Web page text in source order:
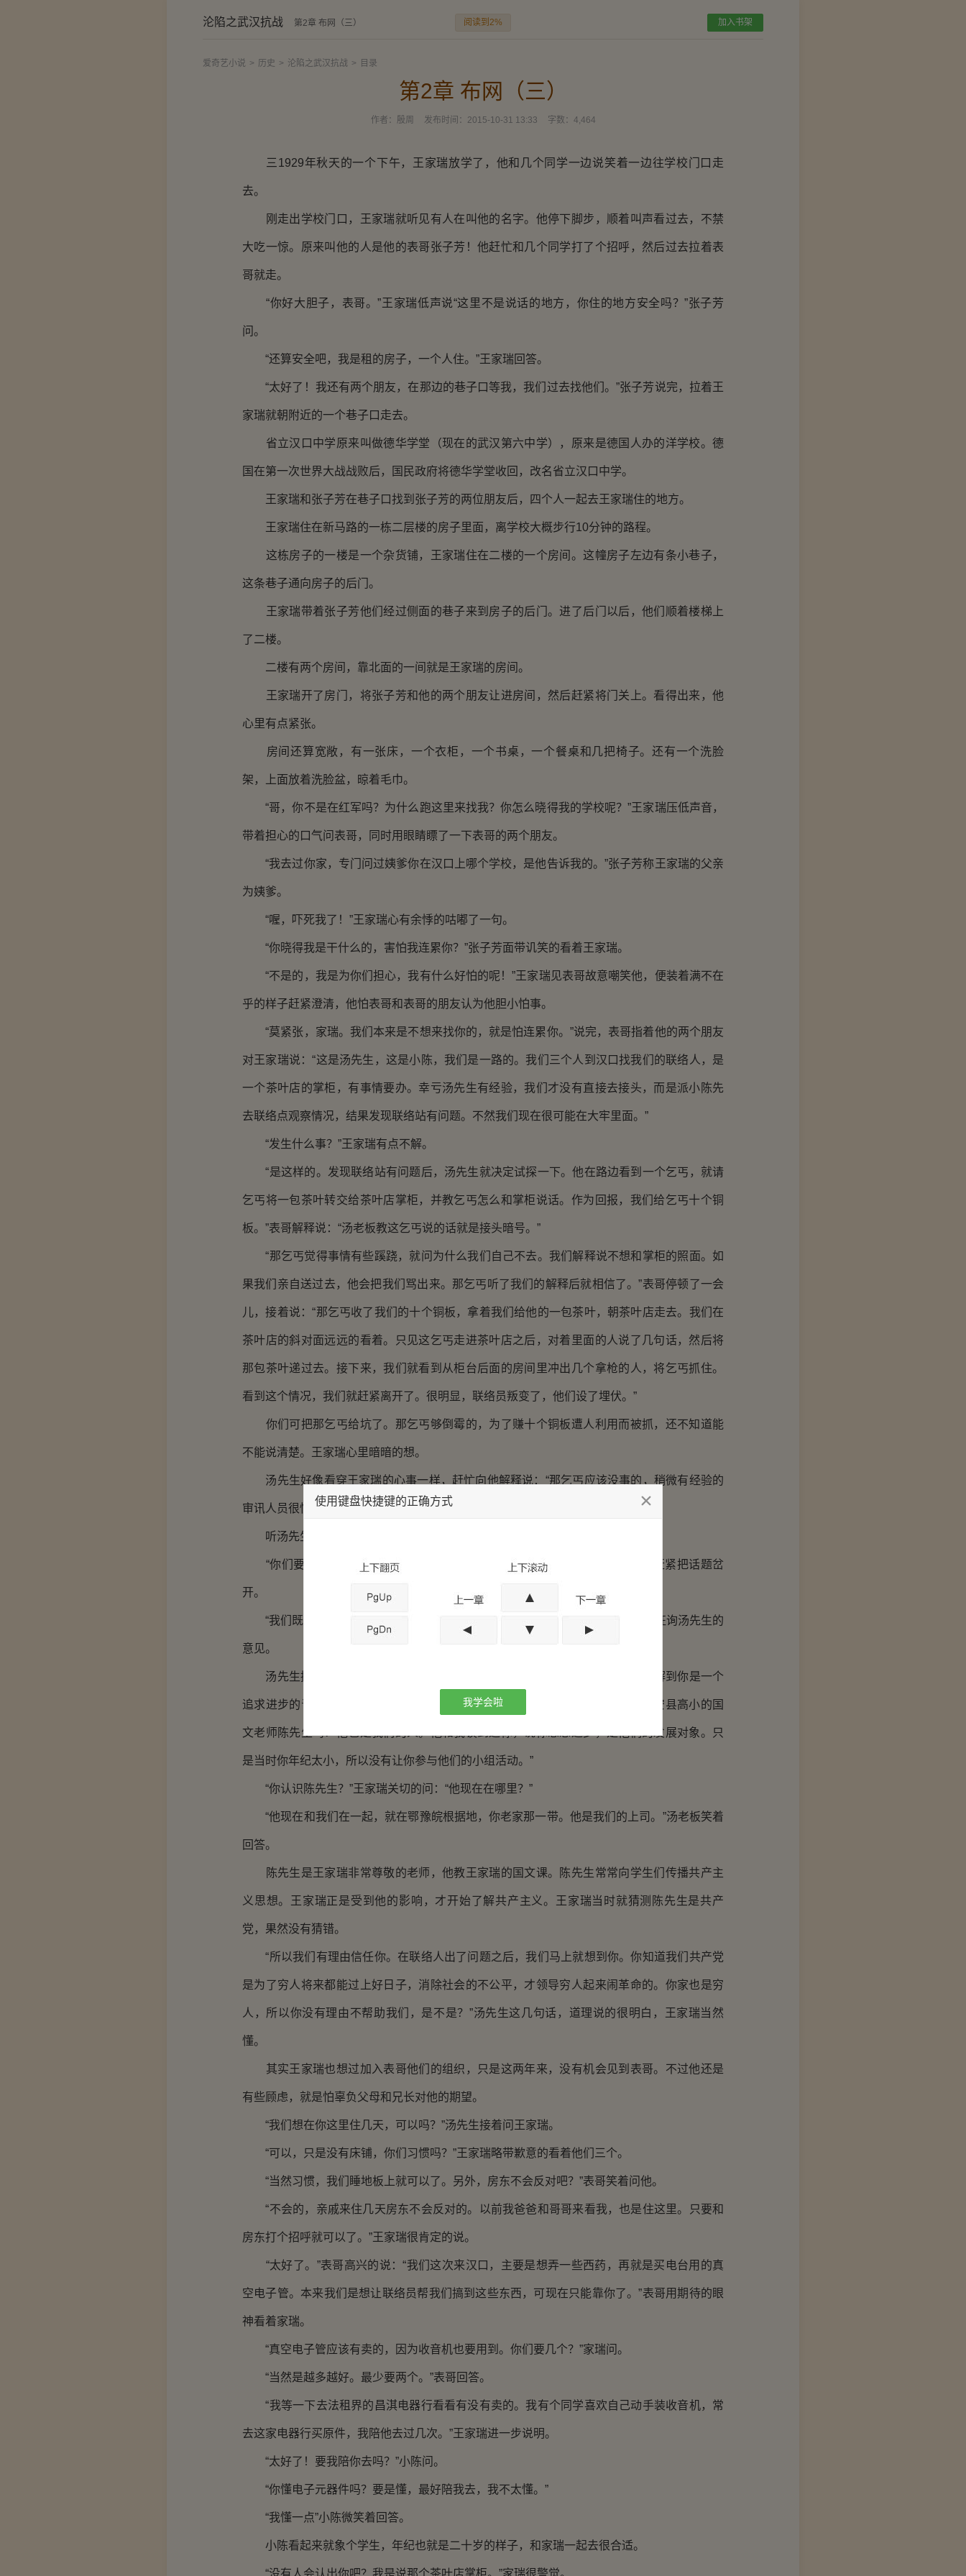
沦陷之武汉抗战 第2章 布网（三） 阅读到2% 加入书架
爱奇艺小说 > 历史 > 沦陷之武汉抗战 > 目录
第2章 布网（三）
作者： 殷周 发布时间： 2015-10-31 13:33 字数： 4,464
三1929年秋天的一个下午，王家瑞放学了，他和几个同学一边说笑着一边往学校门口走
去。
刚走出学校门口，王家瑞就听见有人在叫他的名字。他停下脚步，顺着叫声看过去，不禁
大吃一惊。原来叫他的人是他的表哥张子芳！他赶忙和几个同学打了个招呼，然后过去拉着表
哥就走。
“你好大胆子，表哥。”王家瑞低声说“这里不是说话的地方，你住的地方安全吗？”张子芳
问。
“还算安全吧，我是租的房子，一个人住。”王家瑞回答。
“太好了！我还有两个朋友，在那边的巷子口等我，我们过去找他们。”张子芳说完，拉着王
家瑞就朝附近的一个巷子口走去。
省立汉口中学原来叫做德华学堂（现在的武汉第六中学），原来是德国人办的洋学校。德
国在第一次世界大战战败后，国民政府将德华学堂收回，改名省立汉口中学。
王家瑞和张子芳在巷子口找到张子芳的两位朋友后，四个人一起去王家瑞住的地方。
王家瑞住在新马路的一栋二层楼的房子里面，离学校大概步行10分钟的路程。
这栋房子的一楼是一个杂货铺，王家瑞住在二楼的一个房间。这幢房子左边有条小巷子，
这条巷子通向房子的后门。
王家瑞带着张子芳他们经过侧面的巷子来到房子的后门。进了后门以后，他们顺着楼梯上
了二楼。
二楼有两个房间，靠北面的一间就是王家瑞的房间。
王家瑞开了房门，将张子芳和他的两个朋友让进房间，然后赶紧将门关上。看得出来，他
心里有点紧张。
房间还算宽敞，有一张床，一个衣柜，一个书桌，一个餐桌和几把椅子。还有一个洗脸
架，上面放着洗脸盆，晾着毛巾。
“哥，你不是在红军吗？为什么跑这里来找我？你怎么晓得我的学校呢？”王家瑞压低声音，
带着担心的口气问表哥，同时用眼睛瞟了一下表哥的两个朋友。
“我去过你家，专门问过姨爹你在汉口上哪个学校，是他告诉我的。”张子芳称王家瑞的父亲
为姨爹。
“喔，吓死我了！”王家瑞心有余悸的咕嘟了一句。
“你晓得我是干什么的，害怕我连累你？”张子芳面带讥笑的看着王家瑞。
“不是的，我是为你们担心，我有什么好怕的呢！”王家瑞见表哥故意嘲笑他，便装着满不在
乎的样子赶紧澄清，他怕表哥和表哥的朋友认为他胆小怕事。
“莫紧张，家瑞。我们本来是不想来找你的，就是怕连累你。”说完，表哥指着他的两个朋友
对王家瑞说：“这是汤先生，这是小陈，我们是一路的。我们三个人到汉口找我们的联络人，是
一个茶叶店的掌柜，有事情要办。幸亏汤先生有经验，我们才没有直接去接头，而是派小陈先
去联络点观察情况，结果发现联络站有问题。不然我们现在很可能在大牢里面。”
“发生什么事？”王家瑞有点不解。
“是这样的。发现联络站有问题后，汤先生就决定试探一下。他在路边看到一个乞丐，就请
乞丐将一包茶叶转交给茶叶店掌柜，并教乞丐怎么和掌柜说话。作为回报，我们给乞丐十个铜
板。”表哥解释说：“汤老板教这乞丐说的话就是接头暗号。”
“那乞丐觉得事情有些蹊跷，就问为什么我们自己不去。我们解释说不想和掌柜的照面。如
果我们亲自送过去，他会把我们骂出来。那乞丐听了我们的解释后就相信了。”表哥停顿了一会
儿，接着说：“那乞丐收了我们的十个铜板，拿着我们给他的一包茶叶，朝茶叶店走去。我们在
茶叶店的斜对面远远的看着。只见这乞丐走进茶叶店之后，对着里面的人说了几句话，然后将
那包茶叶递过去。接下来，我们就看到从柜台后面的房间里冲出几个拿枪的人，将乞丐抓住。
看到这个情况，我们就赶紧离开了。很明显，联络员叛变了，他们设了埋伏。”
你们可把那乞丐给坑了。那乞丐够倒霉的，为了赚十个铜板遭人利用而被抓，还不知道能
不能说清楚。王家瑞心里暗暗的想。
汤先生好像看穿王家瑞的心事一样，赶忙向他解释说：“那乞丐应该没事的，稍微有经验的
审讯人员很快就会知道他是被冤枉的。”
听汤先生这么说，王家瑞的脸开始微微发热，他觉得有点不好意思。
“你们要办的事情是什么？可不可以告诉我？”王家瑞为了掩饰自己的尴尬，赶紧把话题岔
开。
“我们既然来找你，当然就不会瞒着你。”表哥说完，看了一眼汤先生，这是在征询汤先生的
意见。
汤先生接过张子芳的话，和颜悦色的对王家瑞说：“家瑞，我从你表哥这里了解到你是一个
追求进步的青年。你在黄安读书的时候，就接触过共产主义思想。还记得你在黄安县高小的国
文老师陈先生吗？他也是我们的人。他和我谈到过你，说你思想进步，是他们的发展对象。只
是当时你年纪太小，所以没有让你参与他们的小组活动。”
“你认识陈先生？”王家瑞关切的问：“他现在在哪里？”
“他现在和我们在一起，就在鄂豫皖根据地，你老家那一带。他是我们的上司。”汤老板笑着
回答。
陈先生是王家瑞非常尊敬的老师，他教王家瑞的国文课。陈先生常常向学生们传播共产主
义思想。王家瑞正是受到他的影响，才开始了解共产主义。王家瑞当时就猜测陈先生是共产
党，果然没有猜错。
“所以我们有理由信任你。在联络人出了问题之后，我们马上就想到你。你知道我们共产党
是为了穷人将来都能过上好日子，消除社会的不公平，才领导穷人起来闹革命的。你家也是穷
人，所以你没有理由不帮助我们，是不是？”汤先生这几句话，道理说的很明白，王家瑞当然
懂。
其实王家瑞也想过加入表哥他们的组织，只是这两年来，没有机会见到表哥。不过他还是
有些顾虑，就是怕辜负父母和兄长对他的期望。
“我们想在你这里住几天，可以吗？”汤先生接着问王家瑞。
“可以，只是没有床铺，你们习惯吗？”王家瑞略带歉意的看着他们三个。
“当然习惯，我们睡地板上就可以了。另外，房东不会反对吧？”表哥笑着问他。
“不会的，亲戚来住几天房东不会反对的。以前我爸爸和哥哥来看我，也是住这里。只要和
房东打个招呼就可以了。”王家瑞很肯定的说。
“太好了。”表哥高兴的说：“我们这次来汉口，主要是想弄一些西药，再就是买电台用的真
空电子管。本来我们是想让联络员帮我们搞到这些东西，可现在只能靠你了。”表哥用期待的眼
神看着家瑞。
“真空电子管应该有卖的，因为收音机也要用到。你们要几个？”家瑞问。
“当然是越多越好。最少要两个。”表哥回答。
“我等一下去法租界的昌淇电器行看看有没有卖的。我有个同学喜欢自己动手装收音机，常
去这家电器行买原件，我陪他去过几次。”王家瑞进一步说明。
“太好了！要我陪你去吗？”小陈问。
“你懂电子元器件吗？要是懂，最好陪我去，我不太懂。”
“我懂一点”小陈微笑着回答。
小陈看起来就象个学生，年纪也就是二十岁的样子，和家瑞一起去很合适。
“没有人会认出你吧？我是说那个茶叶店掌柜。”家瑞很警觉。
使用键盘快捷键的正确方式
我学会啦